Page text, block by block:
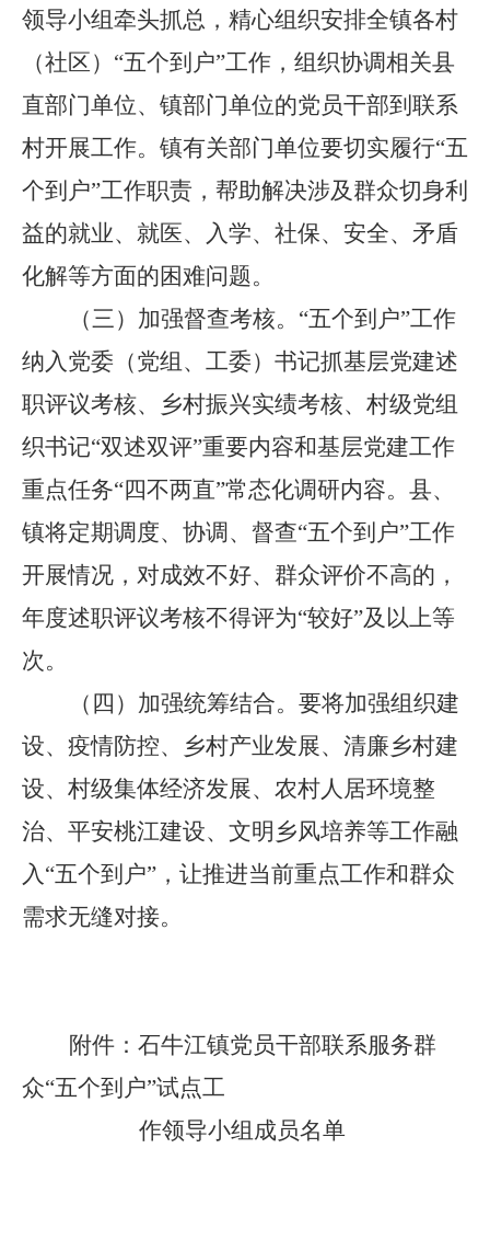
领导小组牵头抓总，精心组织安排全镇各村
（社区） “五个到户”工作， 组织协调相关县
直部门单位、镇部门单位的党员干部到 联系
村开展工作。 镇有关部门单位要切实履行“五
个到户”工作职责，帮助解决涉及群众切身利
益的就业、就医、入学、社保、安全、矛盾
化解等方面的困难问题。
（三） 加强督查考核。 “五个到户”工作
纳入党委（党组、工委）书记抓基层党建述
职评议考核、乡村振兴实绩考核、村级党组
织书记“双述双评”重要内容和基层党建工作
重点任务“四不两直”常态化调研内容。县、
镇将定期调度、协调、督查“五个到户”工作
开展情况，对成效不好、群众评价不高的，
年度述职评议考核不得评为“较好”及以上等
次。
（四） 加强统筹结合。 要将加强组织建
设、疫情防控、乡村产业发展、清廉乡村建
设、村级集体经济发展、农村人居环境整
治、平安桃江建设、文明乡风培养等工作融
入 “五个到户” ，让推进当前重点工作和群众
需求无缝对接。
附件： 石牛江镇党员干部联系服务群
众“五个到户”试点工
作领导小组成员名单